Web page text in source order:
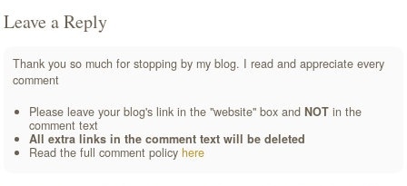
Leave a Reply
Thank you so much for stopping by my blog. I read and appreciate every
comment
Please leave your blog's link in the "website" box andNOT in the
comment text
All extra links in the comment text will be deleted
Read the full comment policyhere